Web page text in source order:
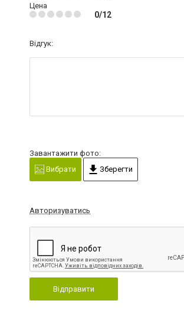
Цена
0/12
Відгук:
Завантажити фото:
Вибрати
Зберегти
Авторизуватись
Відправити